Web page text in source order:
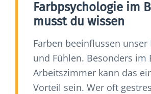
Farbpsychologie im
musst du wissen
Farben beeinflussen unser
und Fühlen. Besonders im
Arbeitszimmer kann das
Vorteil sein. Wer oft